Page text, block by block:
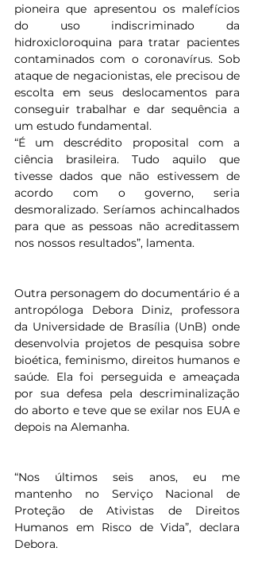
pioneira que apresentou os malefícios
do uso indiscriminado da
hidroxicloroquina para tratar pacientes
contaminados com o coronavírus. Sob
ataque de negacionistas, ele precisou de
escolta em seus deslocamentos para
conseguir trabalhar e dar sequência a
um estudo fundamental.
“É um descrédito proposital com a
ciência brasileira. Tudo aquilo que
tivesse dados que não estivessem de
acordo com o governo, seria
desmoralizado. Seríamos achincalhados
para que as pessoas não acreditassem
nos nossos resultados”, lamenta.
Outra personagem do documentário é a
antropóloga Debora Diniz, professora
da Universidade de Brasília (UnB) onde
desenvolvia projetos de pesquisa sobre
bioética, feminismo, direitos humanos e
saúde. Ela foi perseguida e ameaçada
por sua defesa pela descriminalização
do aborto e teve que se exilar nos EUA e
depois na Alemanha.
“Nos últimos seis anos, eu me
mantenho no Serviço Nacional de
Proteção de Ativistas de Direitos
Humanos em Risco de Vida”, declara
Debora.